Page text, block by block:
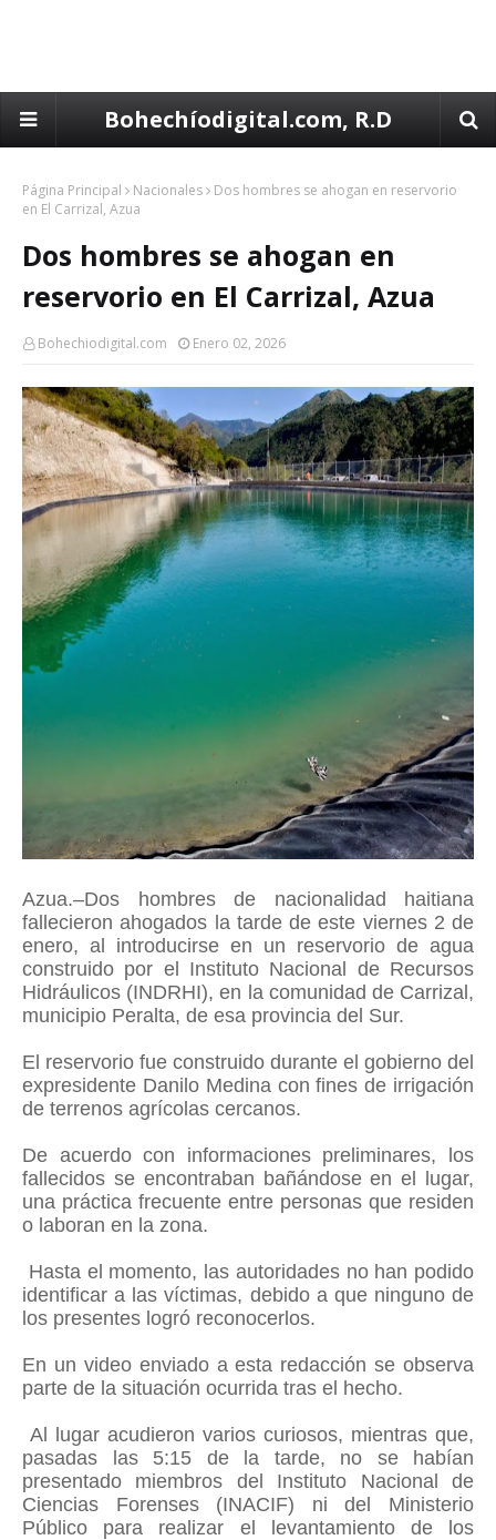
Bohechíodigital.com, R.D
Página Principal Nacionales
Dos hombres se ahogan en reservorio
en El Carrizal, Azua
Dos hombres se ahogan en
reservorio en El Carrizal, Azua
Bohechiodigital.com Enero 02, 2026
Azua.–Dos hombres de nacionalidad haitiana
fallecieron ahogados la tarde de este viernes 2 de
enero, al introducirse en un reservorio de agua
construido por el Instituto Nacional de Recursos
Hidráulicos (INDRHI), en la comunidad de Carrizal,
municipio Peralta, de esa provincia del Sur.
El reservorio fue construido durante el gobierno del
expresidente Danilo Medina con fines de irrigación
de terrenos agrícolas cercanos.
De acuerdo con informaciones preliminares, los
fallecidos se encontraban bañándose en el lugar,
una práctica frecuente entre personas que residen
o laboran en la zona.
Hasta el momento, las autoridades no han podido
identificar a las víctimas, debido a que ninguno de
los presentes logró reconocerlos.
En un video enviado a esta redacción se observa
parte de la situación ocurrida tras el hecho.
Al lugar acudieron varios curiosos, mientras que,
pasadas las 5:15 de la tarde, no se habían
presentado miembros del Instituto Nacional de
Ciencias Forenses (INACIF) ni del Ministerio
Público para realizar el levantamiento de los